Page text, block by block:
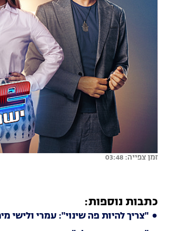
זמן צפייה: 03:48
כתבות נוספות:
"צריך להיות פה שינוי": עמרי ולישי